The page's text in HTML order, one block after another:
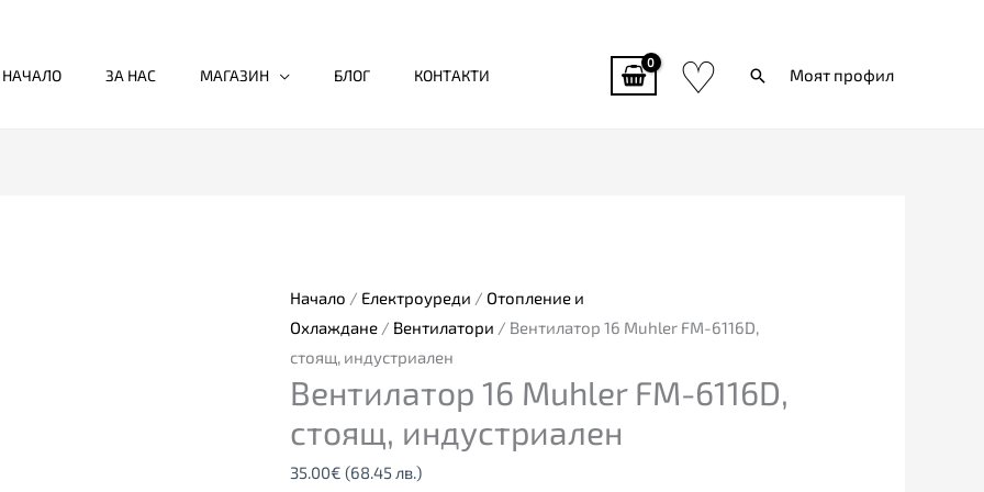
НАЧАЛО ЗА НАС МАГАЗИН БЛОГ КОНТАКТИ ♡ ТърсиМоят профил
Начало / Електроуреди / Отопление и
Охлаждане / Вентилатори / Вентилатор 16 Muhler FM-6116D,
стоящ, индустриален
Вентилатор 16 Muhler FM-6116D,
стоящ, индустриален
35.00€ (68.45 лв.)
16
Muhler
FM-
6116D,
индустриален